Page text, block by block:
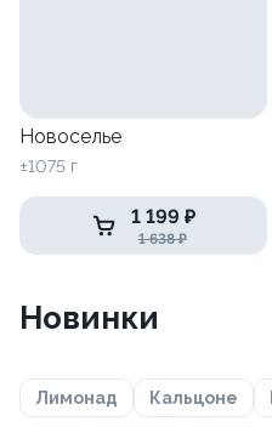
Новоселье
±1075 г
1 199 ₽
1 638 ₽
Новинки
Лимонад Кальцоне